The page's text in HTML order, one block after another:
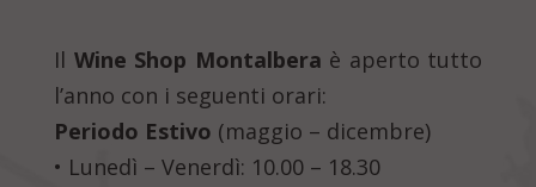
Il Wine Shop Montalbera è aperto tutto
l’anno con i seguenti orari:
Periodo Estivo (maggio – dicembre)
• Lunedì – Venerdì: 10.00 – 18.30